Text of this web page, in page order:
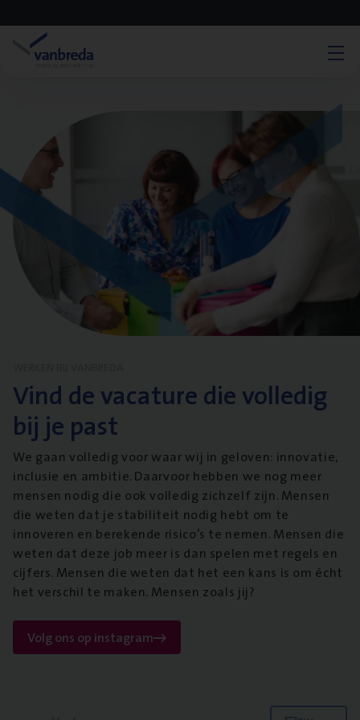
Vind de vacature die volledig
bij je past
We gaan volledig voor waar wij in geloven: innovatie,
inclusie en ambitie. Daarvoor hebben we nog meer
mensen nodig die ook volledig zichzelf zijn. Mensen
die weten dat je stabiliteit nodig hebt om te
innoveren en berekende risico’s te nemen. Mensen die
weten dat deze job meer is dan spelen met regels en
cijfers. Mensen die weten dat het een kans is om écht
het verschil te maken. Mensen zoals jij?
Volg ons op instagram